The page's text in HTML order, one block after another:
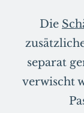
Die
separat
verwischt